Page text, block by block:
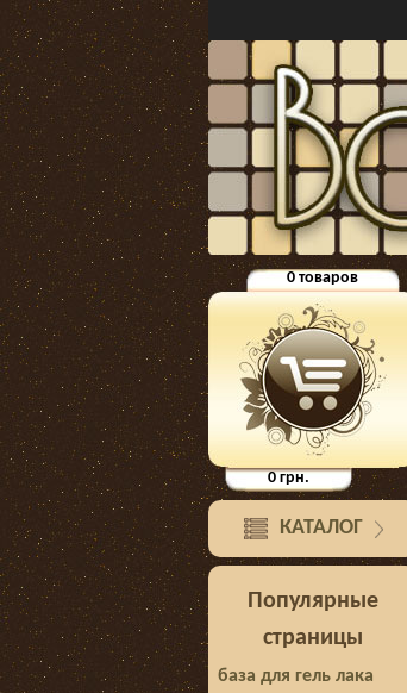
0товаров
0грн.
КАТАЛОГ
Популярные
страницы
база для гель лака